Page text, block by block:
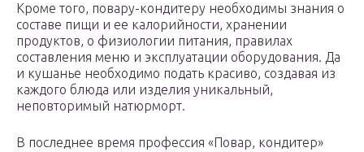
Кроме того, повару-кондитеру необходимы знания о
составе пищи и ее калорийности, хранении
продуктов, о физиологии питания, правилах
составления меню и эксплуатации оборудования. Да
и кушанье необходимо подать красиво, создавая из
каждого блюда или изделия уникальный,
неповторимый натюрморт.
В последнее время профессия «Повар, кондитер»